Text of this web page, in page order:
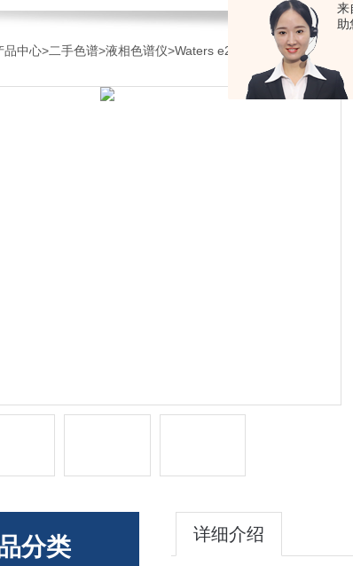
来
助
品中心>二手色谱>液相色谱仪>Waters e2695 高效液相色谱仪
分类 详细介绍